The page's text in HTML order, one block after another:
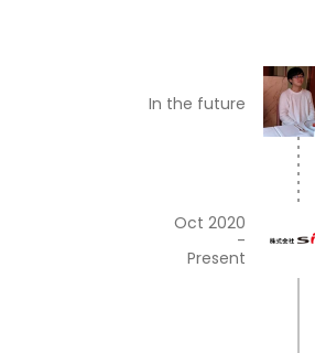
In the future
Oct 2020
-
Present